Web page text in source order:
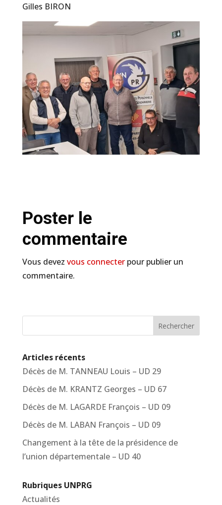
Gilles BIRON
Poster le
commentaire
Vous devez vous connecterpour publier un
commentaire.
Rechercher
Articles récents
Décès de M. TANNEAU Louis – UD 29
Décès de M. KRANTZ Georges – UD 67
Décès de M. LAGARDE François – UD 09
Décès de M. LABAN François – UD 09
Changement à la tête de la présidence de
l’union départementale – UD 40
Rubriques UNPRG
Actualités